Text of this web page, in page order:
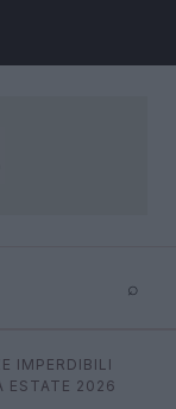
⌕
⌕
IMPERDIBILI
ESTATE 2026